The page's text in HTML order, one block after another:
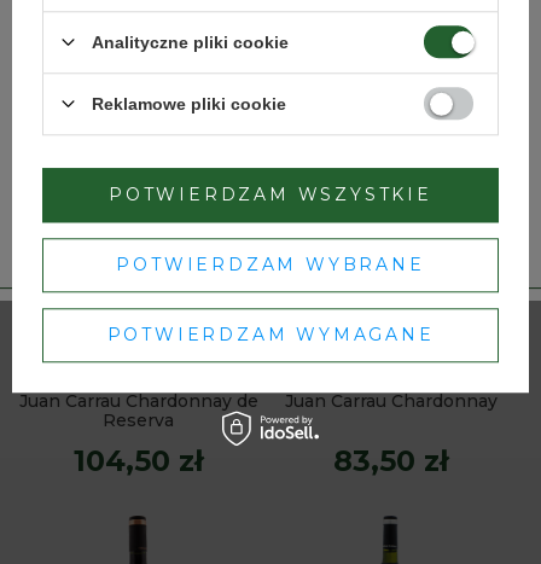
Juan Carrau Tannat de
Reserva
104,50 zł
Bodegas Carrau Single
Vineyard Albariño
102,50 zł
Juan Carrau Chardonnay de
Reserva
104,50 zł
Juan Carrau Chardonnay
83,50 zł
Strona przeznaczona dla osób pełnoletnich.
Czy masz ukończone 18 lat?
TAK NIE
Dbamy o Twoją prywatność
Analityczne pliki cookie
Reklamowe pliki cookie
POTWIERDZAM WYBRANE
POTWIERDZAM WYMAGANE
POTWIERDZAM WSZYSTKIE